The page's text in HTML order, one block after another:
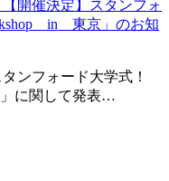
タンフォード大学式！
に関して発表…